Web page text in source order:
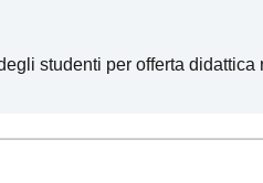
studenti per offerta